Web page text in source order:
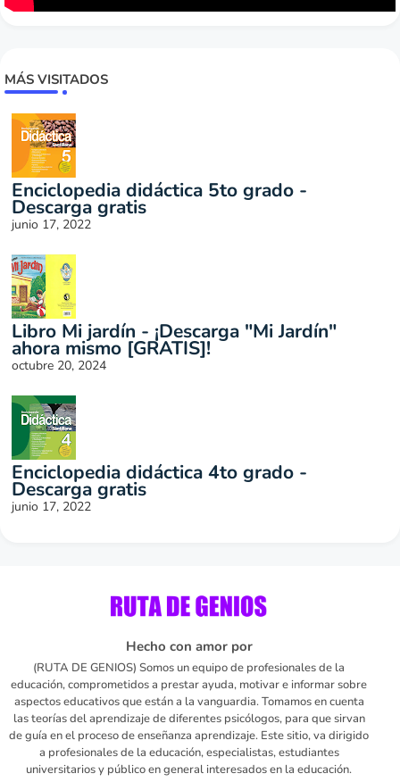
MÁS VISITADOS
Enciclopedia didáctica 5to grado -
Descarga gratis
junio 17, 2022
Libro Mi jardín - ¡Descarga "Mi Jardín"
ahora mismo [GRATIS]!
octubre 20, 2024
Enciclopedia didáctica 4to grado -
Descarga gratis
junio 17, 2022
Hecho con amor por
(RUTA DE GENIOS) Somos un equipo de profesionales de la
educación, comprometidos a prestar ayuda, motivar e informar sobre
aspectos educativos que están a la vanguardia. Tomamos en cuenta
las teorías del aprendizaje de diferentes psicólogos, para que sirvan
de guía en el proceso de enseñanza aprendizaje. Este sitio, va dirigido
a profesionales de la educación, especialistas, estudiantes
universitarios y público en general interesados en la educación.